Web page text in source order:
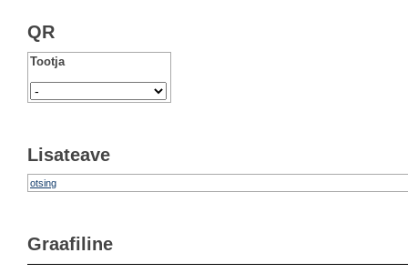
QR
Tootja
Lisateave
otsing
Graafiline